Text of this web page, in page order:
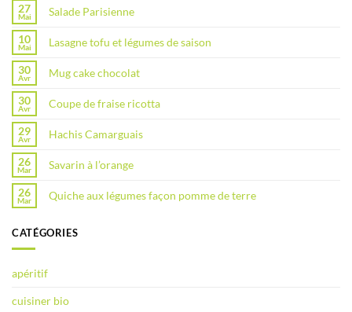
27
Mai Salade Parisienne
10
Mai Lasagne tofu et légumes de saison
30
Avr Mug cake chocolat
30
Avr Coupe de fraise ricotta
29
Avr Hachis Camarguais
26
Mar Savarin à l’orange
26
Mar Quiche aux légumes façon pomme de terre
CATÉGORIES
apéritif
cuisiner bio